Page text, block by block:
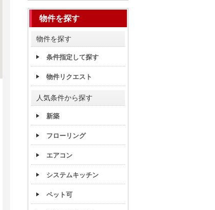
物件を探す
物件を探す
条件指定して探す
物件リクエスト
人気条件から探す
新築
フローリング
エアコン
システムキッチン
ペット可